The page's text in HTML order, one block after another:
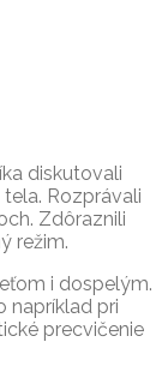
diskutovali
Rozprávali
Zdôraznili
režim.
i dospelým.
napríklad pri
precvičenie